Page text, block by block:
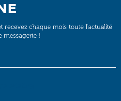
recevez chaque mois toute l’actualité
messagerie !